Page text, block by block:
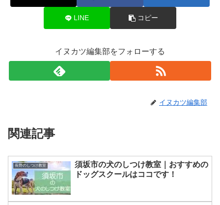
LINE コピー
イヌカツ編集部をフォローする
イヌカツ編集部
関連記事
長野のしつけ教室
須坂市の犬のしつけ教室｜おすすめの
ドッグスクールはココです！